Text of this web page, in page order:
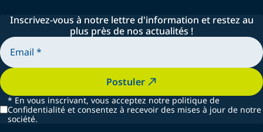
Inscrivez-vous à notre lettre d'information et restez au
plus près de nos actualités !
Postuler
* En vous inscrivant, vous acceptez notre politique de
Confidentialité et consentez à recevoir des mises à jour de notre
société.